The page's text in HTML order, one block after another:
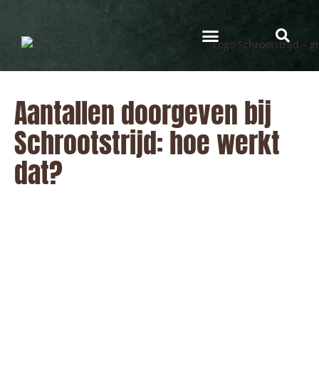
Aantallen doorgeven bij
Schrootstrijd: hoe werkt
dat?